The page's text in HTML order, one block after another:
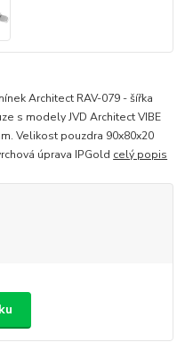
Architect RAV-079 - šířka
s modely JVD Architect VIBE
Velikost pouzdra 90x80x20
úprava IPGold celý popis